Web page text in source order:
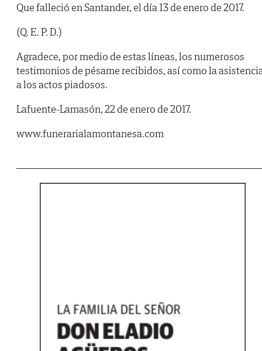
Que falleció en Santander, el día 13 de enero de 2017.
(Q. E. P. D.)
Agradece, por medio de estas líneas, los numerosos
testimonios de pésame recibidos, así como la
a los actos piadosos.
Lafuente-Lamasón, 22 de enero de 2017.
www.funerarialamontanesa.com